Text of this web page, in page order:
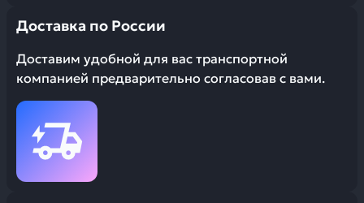
Доставка по России
Доставим удобной для вас транспортной
компанией предварительно согласовав с вами.